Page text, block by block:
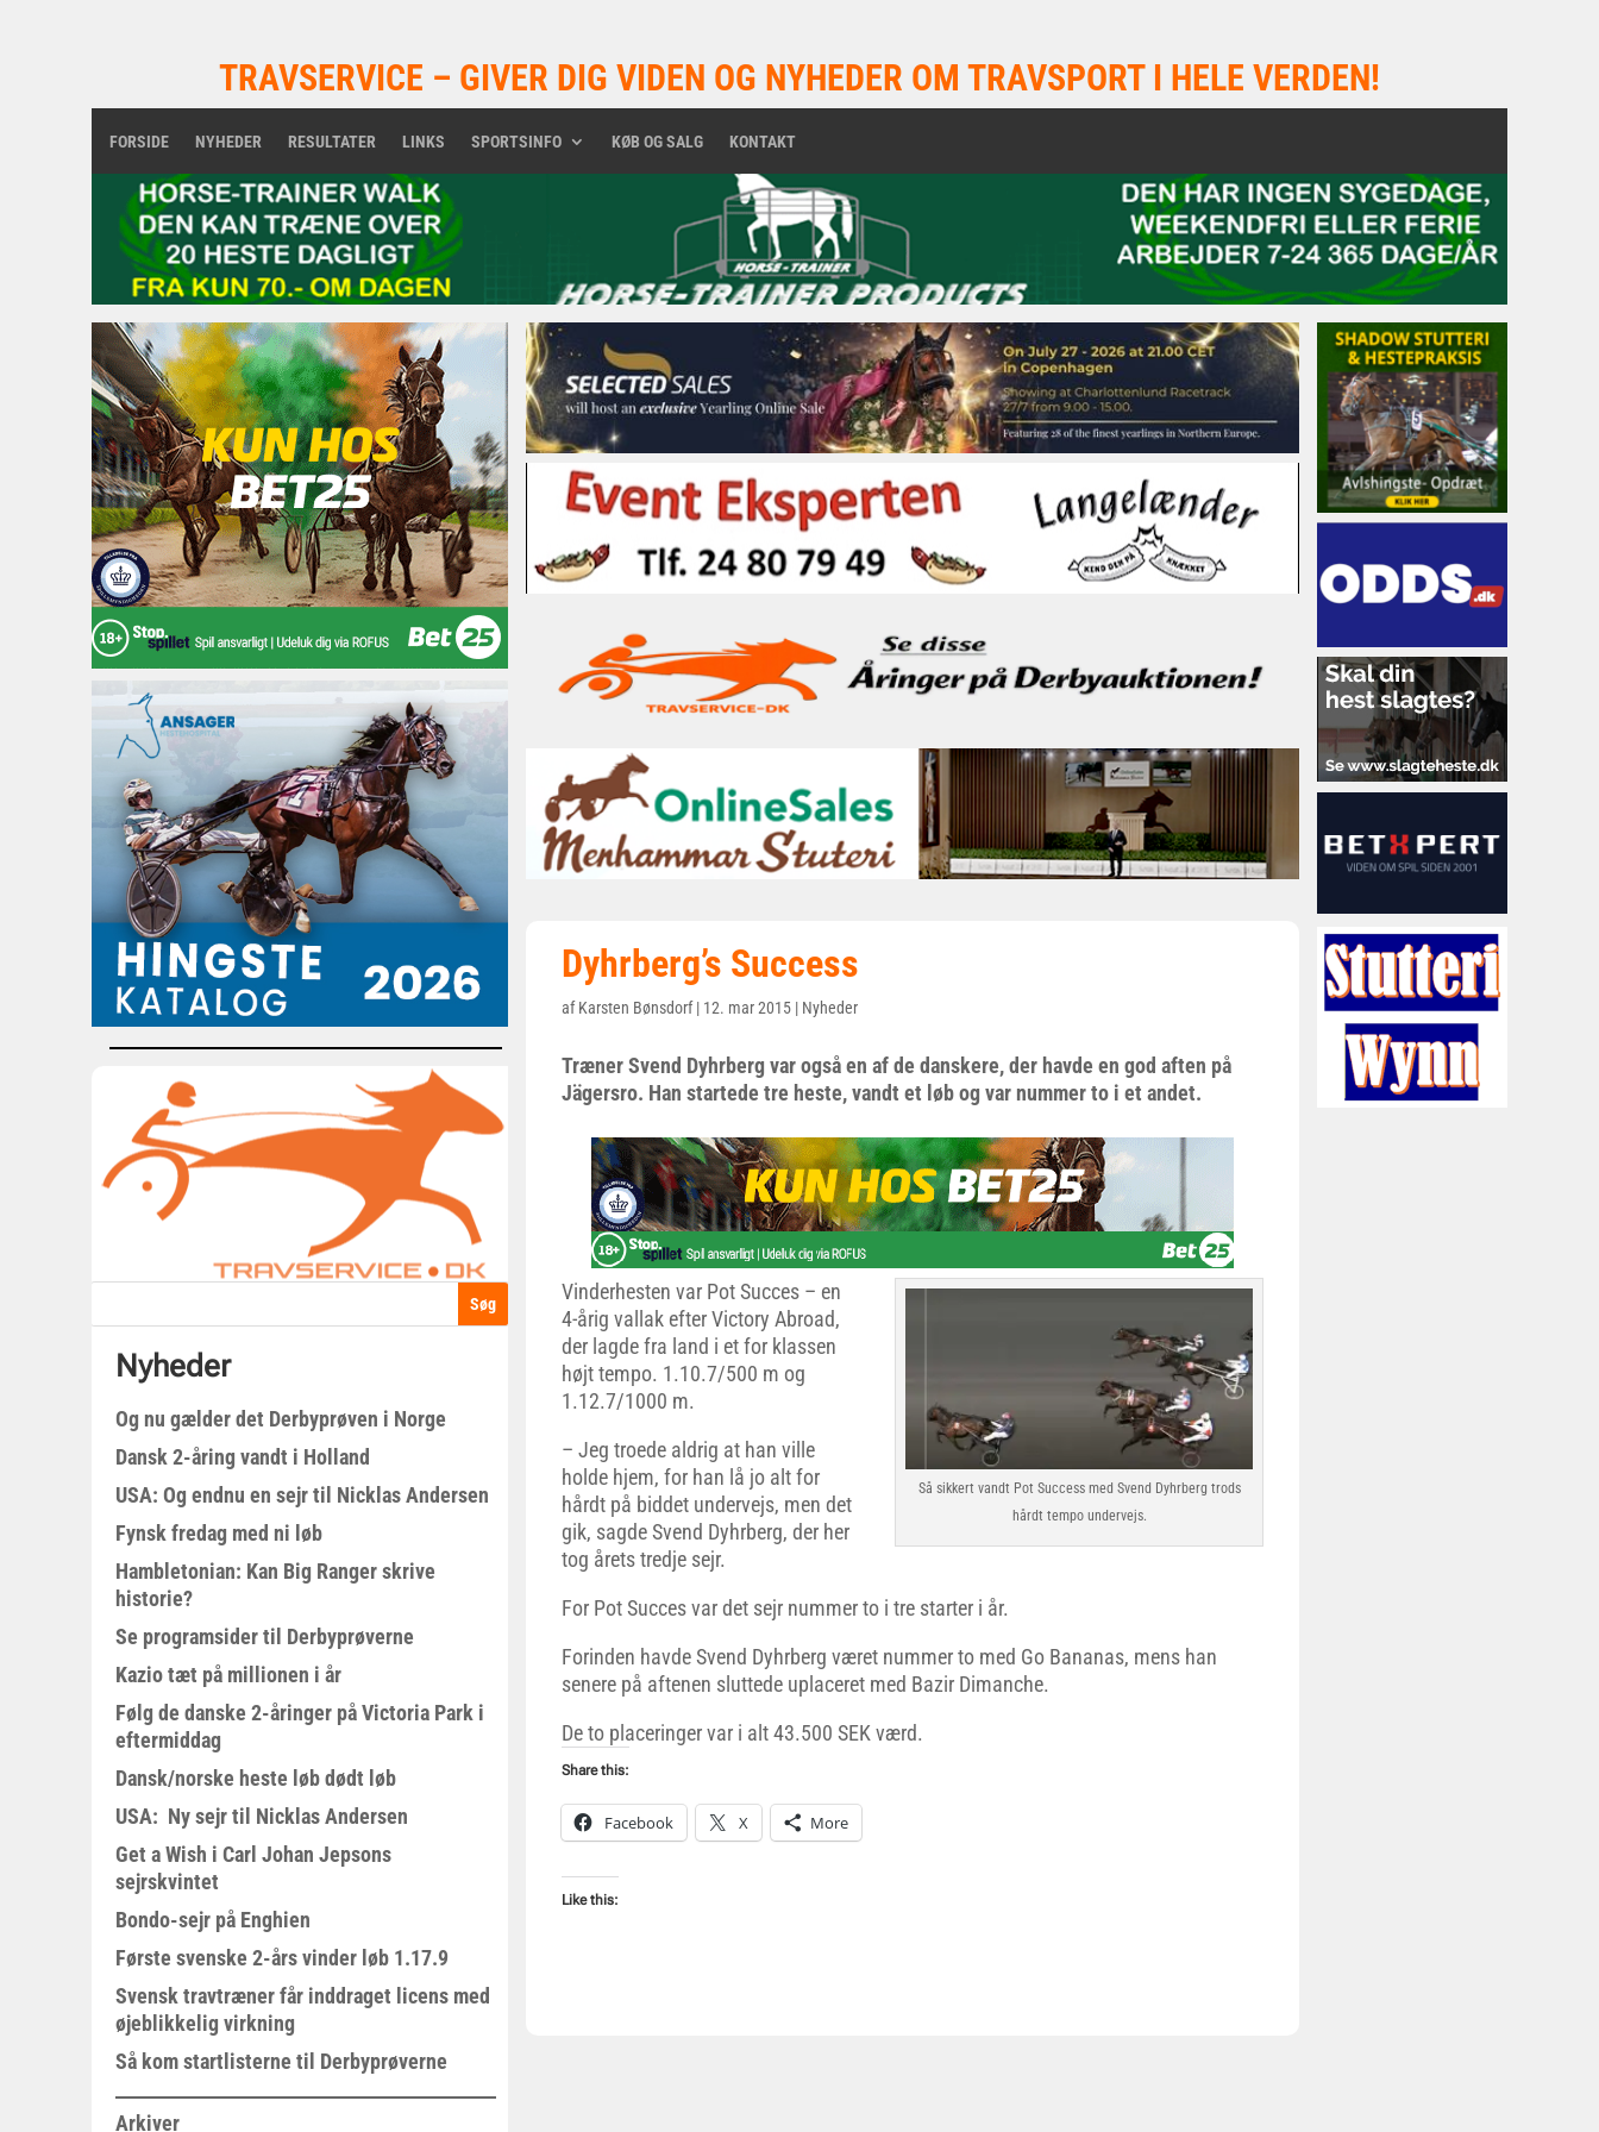
TRAVSERVICE – GIVER DIG VIDEN OG NYHEDER OM TRAVSPORT I HELE VERDEN!
FORSIDE NYHEDER RESULTATER LINKS SPORTSINFO KØB OG SALG KONTAKT
Nyheder
Og nu gælder det Derbyprøven i Norge
Dansk 2-åring vandt i Holland
USA: Og endnu en sejr til Nicklas Andersen
Fynsk fredag med ni løb
Hambletonian: Kan Big Ranger skrive
historie?
Se programsider til Derbyprøverne
Kazio tæt på millionen i år
Følg de danske 2-åringer på Victoria Park i
eftermiddag
Dansk/norske heste løb dødt løb
USA: Ny sejr til Nicklas Andersen
Get a Wish i Carl Johan Jepsons
sejrskvintet
Bondo-sejr på Enghien
Første svenske 2-års vinder løb 1.17.9
Svensk travtræner får inddraget licens med
øjeblikkelig virkning
Så kom startlisterne til Derbyprøverne
Arkiver
Dyhrberg’s Success
afKarsten Bønsdorf| 12. mar 2015 | Nyheder
Træner Svend Dyhrberg var også en af de danskere, der havde en god aften på
Jägersro. Han startede tre heste, vandt et løb og var nummer to i et andet.
Så sikkert vandt Pot Success med Svend Dyhrberg trods
hårdt tempo undervejs.
Vinderhesten var Pot Succes – en
4-årig vallak efter Victory Abroad,
der lagde fra land i et for klassen
højt tempo. 1.10.7/500 m og
1.12.7/1000 m.
– Jeg troede aldrig at han ville
holde hjem, for han lå jo alt for
hårdt på biddet undervejs, men det
gik, sagde Svend Dyhrberg, der her
tog årets tredje sejr.
For Pot Succes var det sejr nummer to i tre starter i år.
Forinden havde Svend Dyhrberg været nummer to med Go Bananas, mens han
senere på aftenen sluttede uplaceret med Bazir Dimanche.
De to placeringer var i alt 43.500 SEK værd.
Share this:
Facebook X More
Like this: